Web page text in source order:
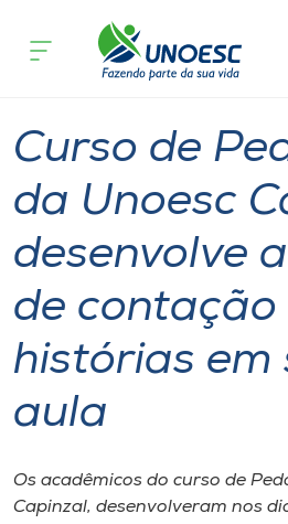
Cursos
Pesquisa
Atendimento ao Estudante
Portal de Ensino
Unoesc
Internacionalização
acontece
em sala de aula
Curso de
da Unoesc
desenvolve
de contação
histórias em
aula
Os acadêmicos do curso de
Capinzal, desenvolveram nos